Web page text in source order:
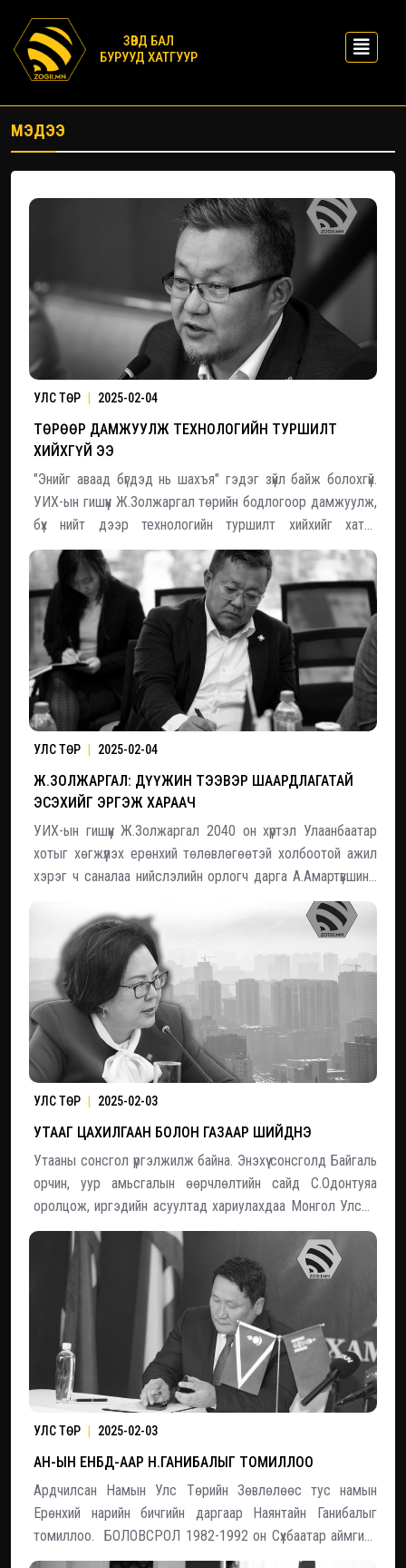
ЗӨВД БАЛ
БУРУУД ХАТГУУР
МЭДЭЭ
УЛС ТӨР 2025-02-04
ТӨРӨӨР ДАМЖУУЛЖ ТЕХНОЛОГИЙН ТУРШИЛТ
ХИЙХГҮЙ ЭЭ
"Энийг аваад бүгдэд нь шахъя" гэдэг зүйл байж болохгүй.
УИХ-ын гишүүн Ж.Золжаргал төрийн бодлогоор дамжуулж,
бүх нийт дээр технологийн туршилт хийхийг хатуу
эсэргүүцлээ. Түүний хэлснээр, зарим техникийн шийдлүүд нь бүр
утгагүй, бодлогогүй хэрэгжиж байна. Сүүлийн жилүүдэд төрийн
бодлогоор дамжу
УЛС ТӨР 2025-02-04
Ж.ЗОЛЖАРГАЛ: ДҮҮЖИН ТЭЭВЭР ШААРДЛАГАТАЙ
ЭСЭХИЙГ ЭРГЭЖ ХАРААЧ
УИХ-ын гишүүн Ж.Золжаргал 2040 он хүртэл Улаанбаатар
хотыг хөгжүүлэх ерөнхий төлөвлөгөөтэй холбоотой ажил
хэрэг ч саналаа нийслэлийн орлогч дарга А.Амартүвшинд
томъёолсон асуудлууд болон утаа орчны бохирдолтой
холбоотой хэд хэдэн асуудлу
УЛС ТӨР 2025-02-03
УТААГ ЦАХИЛГААН БОЛОН ГАЗААР ШИЙДНЭ
Утааны сонсгол үргэлжилж байна. Энэхүү сонсголд Байгаль
орчин, уур амьсгалын өөрчлөлтийн сайд С.Одонтуяа
оролцож, иргэдийн асуултад хариулахдаа Монгол Улсын
нийслэл Улаанбаатар хотын агаарын бохирдлын
асуудлын талаар гүнзгий ярьсан юм. Түүний хэлснээр,
өнөөдрийн байдлаар Улаанбаатарт өдөр бүр 2
УЛС ТӨР 2025-02-03
АН-ЫН ЕНБД-ААР Н.ГАНИБАЛЫГ ТОМИЛЛОО
Ардчилсан Намын Улс Төрийн Зөвлөлөөс тус намын
Ерөнхий нарийн бичгийн даргаар Наянтайн Ганибалыг
томиллоо. БОЛОВСРОЛ 1982-1992 он Сүхбаатар аймгийн
1-р бүрэн дунд сургууль 1992-1977 он Улаанбаатарын Их